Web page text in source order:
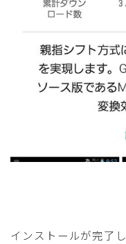
インストールが完了